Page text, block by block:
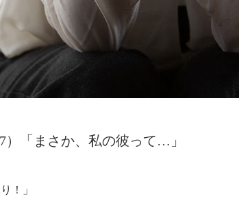
）「まさか、私の彼って…」
！」